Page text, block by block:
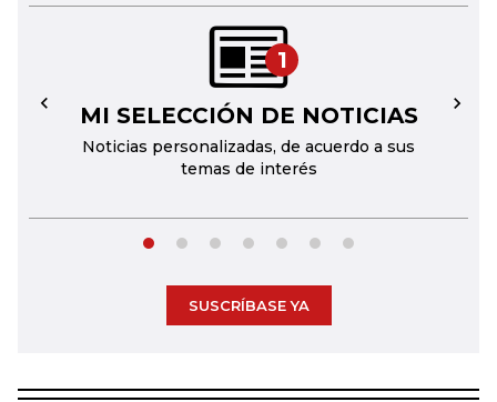
1
MI SELECCIÓN DE NOTICIAS
Noticias personalizadas, de acuerdo a sus
temas de interés
← →
SUSCRÍBASE YA